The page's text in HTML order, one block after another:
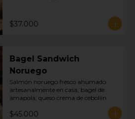
$37.000
Bagel Sandwich
Noruego
Salmón noruego fresco ahumado
artesanalmente en casa, bagel de
amapola, queso crema de cebollin.
$45.000